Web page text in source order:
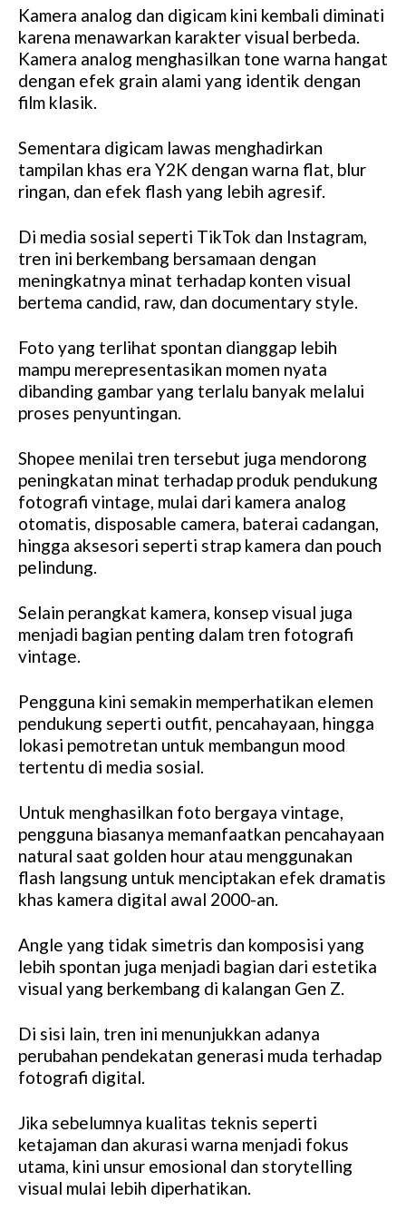
Kamera analog dan digicam kini kembali diminati
karena menawarkan karakter visual berbeda.
Kamera analog menghasilkan tone warna hangat
dengan efek grain alami yang identik dengan
film klasik.
Sementara digicam lawas menghadirkan
tampilan khas era Y2K dengan warna flat, blur
ringan, dan efek flash yang lebih agresif.
Di media sosial seperti TikTok dan Instagram,
tren ini berkembang bersamaan dengan
meningkatnya minat terhadap konten visual
bertema candid, raw, dan documentary style.
Foto yang terlihat spontan dianggap lebih
mampu merepresentasikan momen nyata
dibanding gambar yang terlalu banyak melalui
proses penyuntingan.
Shopee menilai tren tersebut juga mendorong
peningkatan minat terhadap produk pendukung
fotografi vintage, mulai dari kamera analog
otomatis, disposable camera, baterai cadangan,
hingga aksesori seperti strap kamera dan pouch
pelindung.
Selain perangkat kamera, konsep visual juga
menjadi bagian penting dalam tren fotografi
vintage.
Pengguna kini semakin memperhatikan elemen
pendukung seperti outfit, pencahayaan, hingga
lokasi pemotretan untuk membangun mood
tertentu di media sosial.
Untuk menghasilkan foto bergaya vintage,
pengguna biasanya memanfaatkan pencahayaan
natural saat golden hour atau menggunakan
flash langsung untuk menciptakan efek dramatis
khas kamera digital awal 2000-an.
Angle yang tidak simetris dan komposisi yang
lebih spontan juga menjadi bagian dari estetika
visual yang berkembang di kalangan Gen Z.
Di sisi lain, tren ini menunjukkan adanya
perubahan pendekatan generasi muda terhadap
fotografi digital.
Jika sebelumnya kualitas teknis seperti
ketajaman dan akurasi warna menjadi fokus
utama, kini unsur emosional dan storytelling
visual mulai lebih diperhatikan.